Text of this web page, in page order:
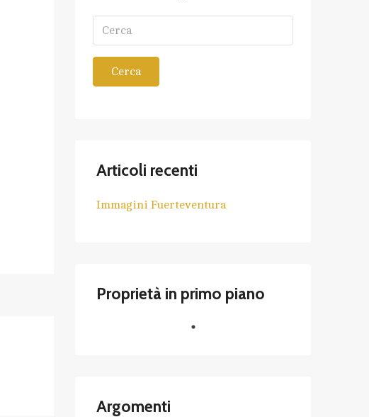
Cerca
Articoli recenti
Immagini Fuerteventura
Proprietà in primo piano
Argomenti